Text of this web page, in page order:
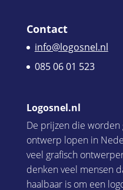
Contact
info@logosnel.nl
085 06 01 523
Logosnel.nl
De prijzen die worden
ontwerp lopen in
veel grafisch
denken veel mensen
haalbaar is om een